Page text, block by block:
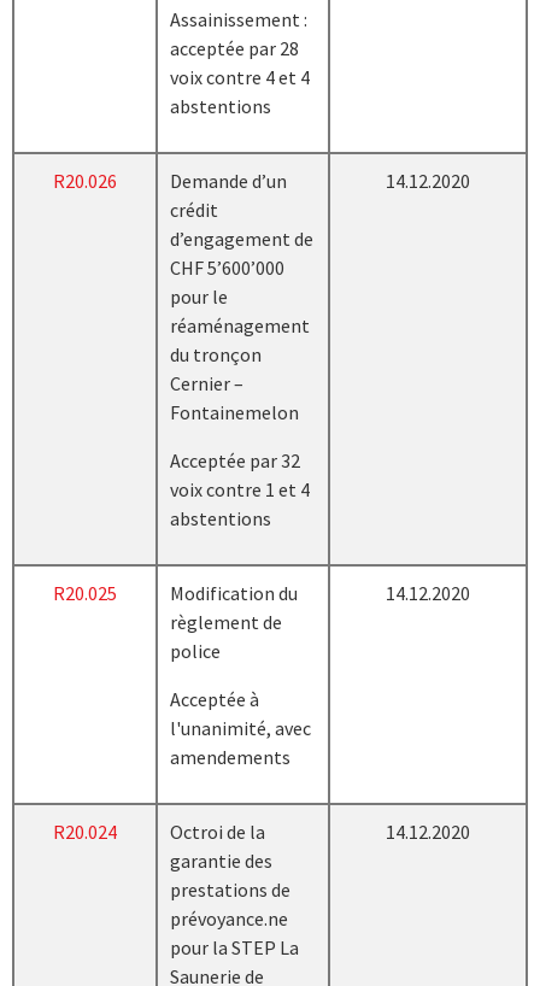
Assainissement :
acceptée par 28
voix contre 4 et 4
abstentions
R20.026
Demande d’un
crédit
d’engagement de
CHF 5’600’000
pour le
réaménagement
du tronçon
Cernier –
Fontainemelon
Acceptée par 32
voix contre 1 et 4
abstentions
14.12.2020
R20.025
Modification du
règlement de
police
Acceptée à
l'unanimité, avec
amendements
14.12.2020
R20.024
Octroi de la
garantie des
prestations de
prévoyance.ne
pour la STEP La
Saunerie de
14.12.2020